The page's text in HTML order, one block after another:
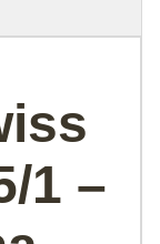
1 –